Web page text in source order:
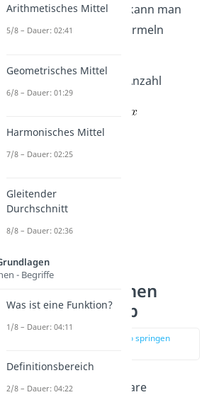
Diesen Zusammenhang kann man
mathematisch auch in Formeln
Preis = 1,20€ mal Anzahl
Lineare Funktionen
Formel: y = mx+b
zur Stelle im Video springen
Allgemein kann man lineare
Arithmetisches Mittel
5/8 – Dauer: 02:41
Geometrisches Mittel
6/8 – Dauer: 01:29
Harmonisches Mittel
7/8 – Dauer: 02:25
Gleitender
Durchschnitt
8/8 – Dauer: 02:36
- Begriffe
Was ist eine Funktion?
1/8 – Dauer: 04:11
Definitionsbereich
2/8 – Dauer: 04:22